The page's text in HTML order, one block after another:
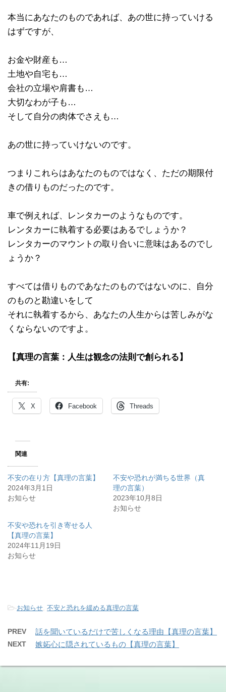
本当にあなたのものであれば、あの世に持っていける
はずですが、
お金や財産も…
土地や自宅も…
会社の立場や肩書も…
大切なわが子も…
そして自分の肉体でさえも…
あの世に持っていけないのです。
つまりこれらはあなたのものではなく、ただの期限付
きの借りものだったのです。
車で例えれば、レンタカーのようなものです。
レンタカーに執着する必要はあるでしょうか？
レンタカーのマウントの取り合いに意味はあるのでし
ょうか？
すべては借りものであなたのものではないのに、自分
のものと勘違いをして
それに執着するから、あなたの人生からは苦しみがな
くならないのですよ。
【真理の言葉：人生は観念の法則で創られる】
共有:
X Facebook Threads
関連
不安の在り方【真理の言葉】
2024年3月1日
お知らせ
不安や恐れが満ちる世界（真
理の言葉）
2023年10月8日
お知らせ
不安や恐れを引き寄せる人
【真理の言葉】
2024年11月19日
お知らせ
-お知らせ 不安と恐れを緩める真理の言葉
PREV 話を聞いているだけで苦しくなる理由【真理の言葉】
NEXT 嫉妬心に隠されているもの【真理の言葉】